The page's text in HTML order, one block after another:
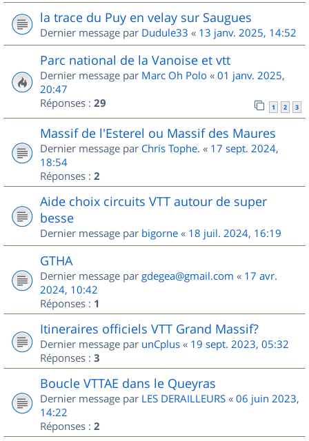
la trace du Puy en velay sur Saugues
Dernier message par Dudule33 « 13 janv. 2025, 14:52
Parc national de la Vanoise et vtt
Dernier message par Marc Oh Polo « 01 janv. 2025,
20:47
Réponses : 29 1 2 3
Massif de l'Esterel ou Massif des Maures
Dernier message par Chris Tophe. « 17 sept. 2024,
18:54
Réponses : 2
Aide choix circuits VTT autour de super
besse
Dernier message par bigorne « 18 juil. 2024, 16:19
GTHA
Dernier message par gdegea@gmail.com « 17 avr.
2024, 10:42
Réponses : 1
Itineraires officiels VTT Grand Massif?
Dernier message par unCplus « 19 sept. 2023, 05:32
Réponses : 3
Boucle VTTAE dans le Queyras
Dernier message par LES DERAILLEURS « 06 juin 2023,
14:22
Réponses : 2